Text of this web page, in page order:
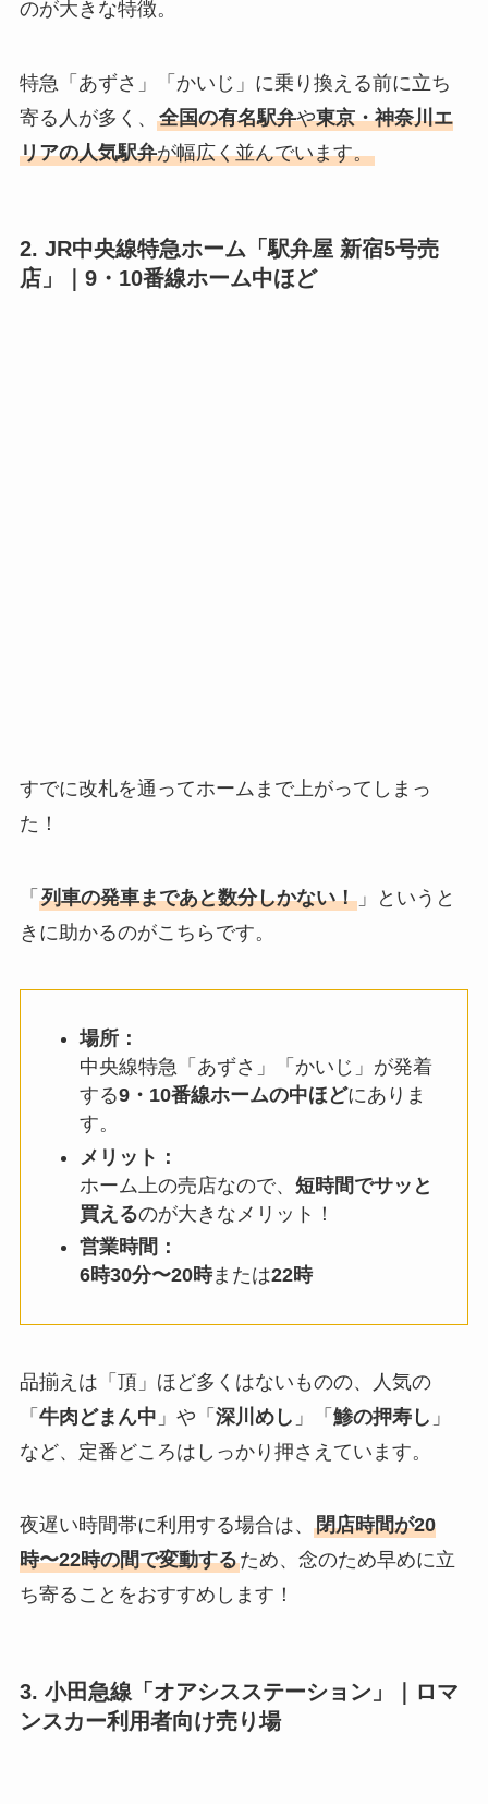
のが大きな特徴。
特急「あずさ」「かいじ」に乗り換える前に立ち
寄る人が多く、 全国の有名駅弁や東京・神奈川エ
リアの人気駅弁が幅広く並んでいます。
2. JR中央線特急ホーム「駅弁屋 新宿5号売
店」｜ 9・10番線ホーム中ほど
すでに改札を通ってホームまで上がってしまっ
た！
「 列車の発車まであと数分しかない！」というと
きに助かるのがこちらです。
場所：
中央線特急「あずさ」「かいじ」が発着
する9・10番線ホームの中ほどにありま
す。
メリット：
ホーム上の売店なので、 短時間でサッと
買えるのが大きなメリット！
営業時間：
6時30分〜20時または22時
品揃えは「頂」ほど多くはないものの、人気の
「 牛肉どまん中 」や「 深川めし 」「 鯵の押寿し 」
など、定番どころはしっかり押さえています。
夜遅い時間帯に利用する場合は、 閉店時間が20
時〜22時の間で変動するため、念のため早めに立
ち寄ることをおすすめします！
3. 小田急線「オアシスステーション」｜ ロマ
ンスカー利用者向け売り場